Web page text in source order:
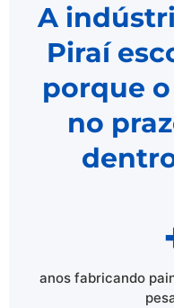
A
Piraí
porque
no
anos fabricando